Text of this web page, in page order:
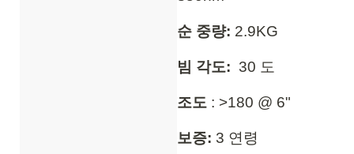
순 중량: 2.9KG
빔 각도: 30 도
조도 : >180 @ 6"
보증: 3 연령